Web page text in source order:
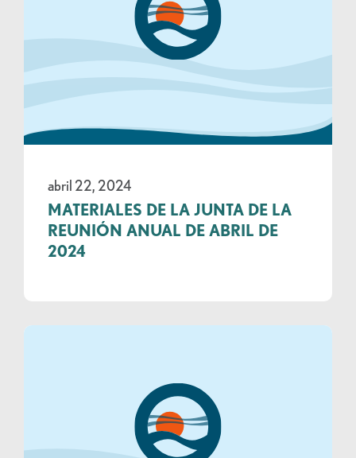
abril 22, 2024
MATERIALES DE LA JUNTA DE LA
REUNIÓN ANUAL DE ABRIL DE
2024